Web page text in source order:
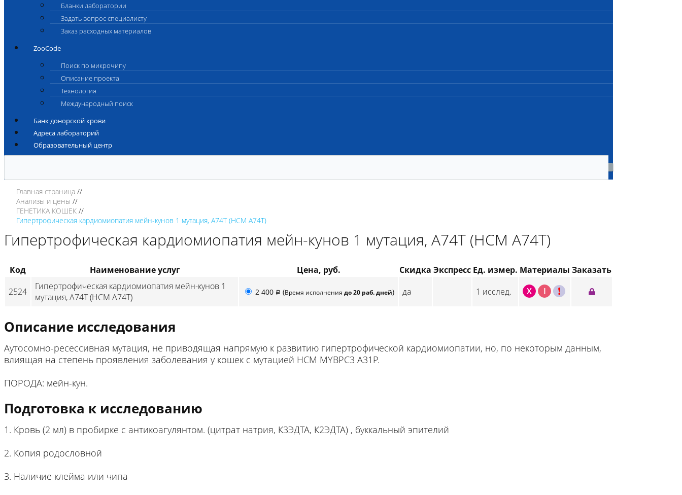
Бланки лаборатории
Задать вопрос специалисту
Заказ расходных материалов
ZooCode
Поиск по микрочипу
Описание проекта
Технология
Международный поиск
Банк донорской крови
Адреса лабораторий
Образовательный центр
Главная страница
Анализы и цены
ГЕНЕТИКА КОШЕК
Гипертрофическая кардиомиопатия мейн-кунов 1 мутация, A74T (HCM A74T)
Гипертрофическая кардиомиопатия мейн-кунов 1 мутация, A74T (HCM A74T)
Код Наименование услуг Цена, руб. Скидка Экспресс Ед. измер. Материалы Заказать
2524
Гипертрофическая кардиомиопатия мейн-кунов 1
мутация, A74T (HCM A74T)
2 400 p (Время исполнения до 20 раб. дней) да 1 исслед. X I C
Описание исследования
Аутосомно-ресессивная мутация, не приводящая напрямую к развитию гипертрофической кардиомиопатии, но, по некоторым данным,
влиящая на степень проявления заболевания у кошек с мутацией HCM MYBPC3 A31P.
ПОРОДА: мейн-кун.
Подготовка к исследованию
1. Кровь (2 мл) в пробирке с антикоагулянтом. (цитрат натрия, К3ЭДТА, К2ЭДТА) , буккальный эпителий
2. Копия родословной
3. Наличие клейма или чипа